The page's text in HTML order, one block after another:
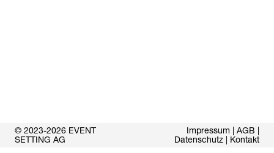
© 2023-2026 EVENT
SETTING AG
Impressum AGB
Datenschutz
Kontakt